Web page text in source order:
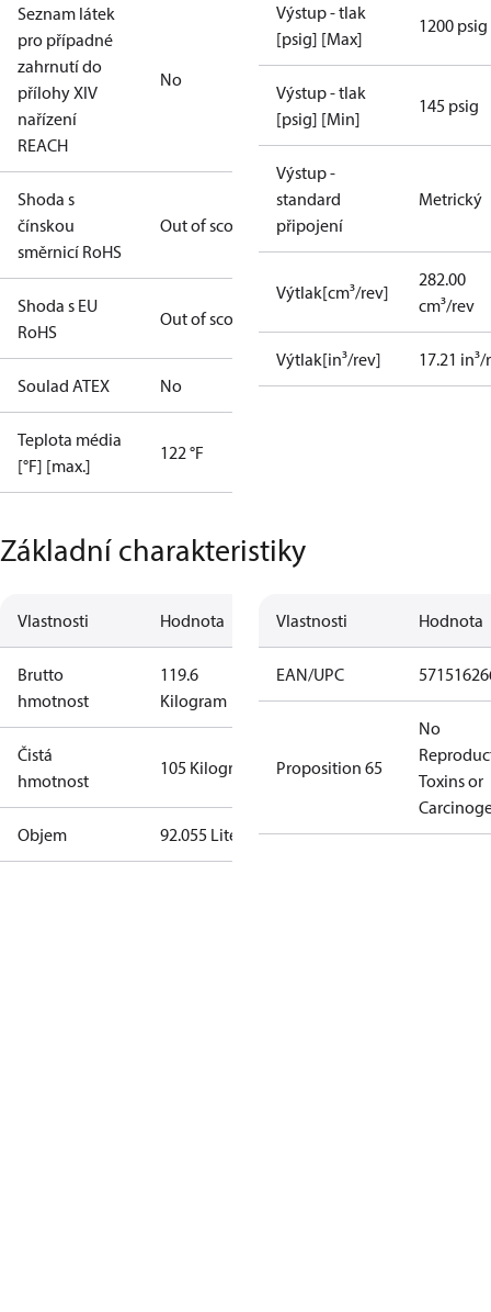
Seznam látek
pro případné
zahrnutí do
přílohy XIV
nařízení
REACH
No
Shoda s
čínskou
směrnicí RoHS
Out of scope
Shoda s EU
RoHS
Out of scope
Soulad ATEX No
Teplota média
[°F] [max.]
122 °F
Výstup - tlak
[psig] [Max]
1200 psig
Výstup - tlak
[psig] [Min]
145 psig
Výstup -
standard
připojení
Metrický
Výtlak[cm³/rev]
282.00
cm³/rev
Výtlak[in³/rev] 17.21
Základní charakteristiky
Vlastnosti Hodnota
Brutto
hmotnost
119.6
Kilogram
Čistá
hmotnost
105 Kilogram
Objem 92.055 Liter
Vlastnosti Hodnota
EAN/UPC
Proposition 65
No
Toxins or